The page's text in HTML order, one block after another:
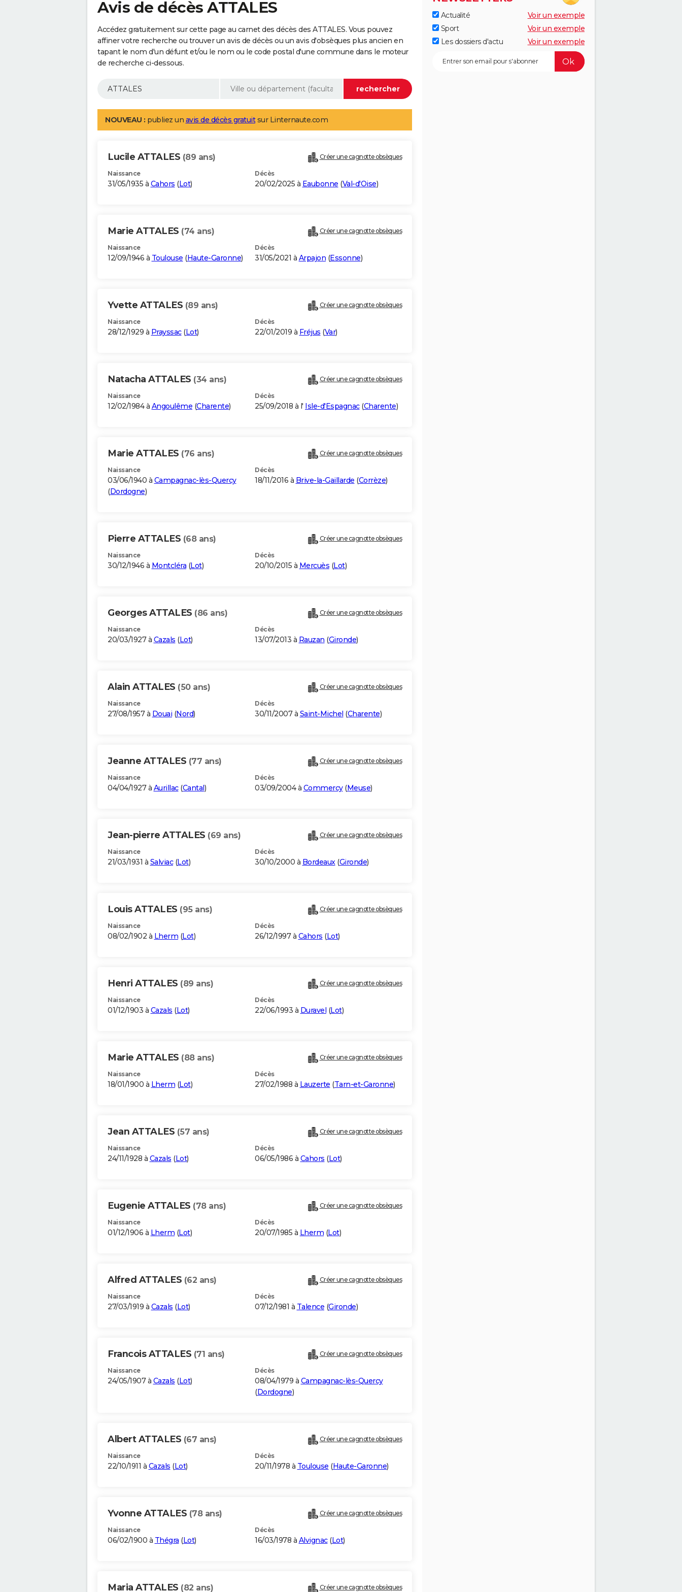
Avis de décès ATTALES
Accédez gratuitement sur cette page au carnet des décès des ATTALES. Vous pouvez
affiner votre recherche ou trouver un avis de décès ou un avis d'obsèques plus ancien en
tapant le nom d'un défunt et/ou le nom ou le code postal d'une commune dans le moteur
de recherche ci-dessous.
NOUVEAU : publiez un avis de décès gratuitsur Linternaute.com
Lucile ATTALES (89 ans) Créer une cagnotte obsèques
Naissance
31/05/1935 à Cahors (Lot)
Décès
20/02/2025 à Eaubonne (Val-d'Oise)
Marie ATTALES (74 ans) Créer une cagnotte obsèques
Naissance
12/09/1946 à Toulouse (Haute-Garonne)
Décès
31/05/2021 à Arpajon (Essonne)
Yvette ATTALES (89 ans) Créer une cagnotte obsèques
Naissance
28/12/1929 à Prayssac(Lot)
Décès
22/01/2019 à Fréjus (Var)
Natacha ATTALES (34 ans) Créer une cagnotte obsèques
Naissance
12/02/1984 à Angoulême (Charente)
Décès
25/09/2018 à l' Isle-d'Espagnac(Charente)
Marie ATTALES (76 ans) Créer une cagnotte obsèques
Naissance
03/06/1940 à Campagnac-lès-Quercy
(Dordogne)
Décès
18/11/2016 à Brive-la-Gaillarde (Corrèze)
Pierre ATTALES (68 ans) Créer une cagnotte obsèques
Naissance
30/12/1946 à Montcléra (Lot)
Décès
20/10/2015 à Mercuès (Lot)
Georges ATTALES (86 ans) Créer une cagnotte obsèques
Naissance
20/03/1927 à Cazals (Lot)
Décès
13/07/2013 à Rauzan (Gironde)
Alain ATTALES (50 ans) Créer une cagnotte obsèques
Naissance
27/08/1957 à Douai (Nord)
Décès
30/11/2007 à Saint-Michel (Charente)
Jeanne ATTALES (77 ans) Créer une cagnotte obsèques
Naissance
04/04/1927 à Aurillac(Cantal)
Décès
03/09/2004 à Commercy(Meuse)
Jean-pierre ATTALES (69 ans) Créer une cagnotte obsèques
Naissance
21/03/1931 à Salviac(Lot)
Décès
30/10/2000 à Bordeaux(Gironde)
Louis ATTALES (95 ans) Créer une cagnotte obsèques
Naissance
08/02/1902 à Lherm (Lot)
Décès
26/12/1997 à Cahors (Lot)
Henri ATTALES (89 ans) Créer une cagnotte obsèques
Naissance
01/12/1903 à Cazals (Lot)
Décès
22/06/1993 à Duravel (Lot)
Marie ATTALES (88 ans) Créer une cagnotte obsèques
Naissance
18/01/1900 à Lherm (Lot)
Décès
27/02/1988 à Lauzerte (Tarn-et-Garonne)
Jean ATTALES (57 ans) Créer une cagnotte obsèques
Naissance
24/11/1928 à Cazals (Lot)
Décès
06/05/1986 à Cahors (Lot)
Eugenie ATTALES (78 ans) Créer une cagnotte obsèques
Naissance
01/12/1906 à Lherm (Lot)
Décès
20/07/1985 à Lherm (Lot)
Alfred ATTALES (62 ans) Créer une cagnotte obsèques
Naissance
27/03/1919 à Cazals (Lot)
Décès
07/12/1981 à Talence (Gironde)
Francois ATTALES (71 ans) Créer une cagnotte obsèques
Naissance
24/05/1907 à Cazals (Lot)
Décès
08/04/1979 à Campagnac-lès-Quercy
(Dordogne)
Albert ATTALES (67 ans) Créer une cagnotte obsèques
Naissance
22/10/1911 à Cazals (Lot)
Décès
20/11/1978 à Toulouse (Haute-Garonne)
Yvonne ATTALES (78 ans) Créer une cagnotte obsèques
Naissance
06/02/1900 à Thégra (Lot)
Décès
16/03/1978 à Alvignac(Lot)
Maria ATTALES (82 ans) Créer une cagnotte obsèques
Actualité
Voir un exemple
Sport
Voir un exemple
Les dossiers d'actu
Voir un exemple